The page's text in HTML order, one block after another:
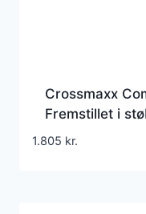
Crossmaxx
Fremstillet i
Brug til
1.805 kr.